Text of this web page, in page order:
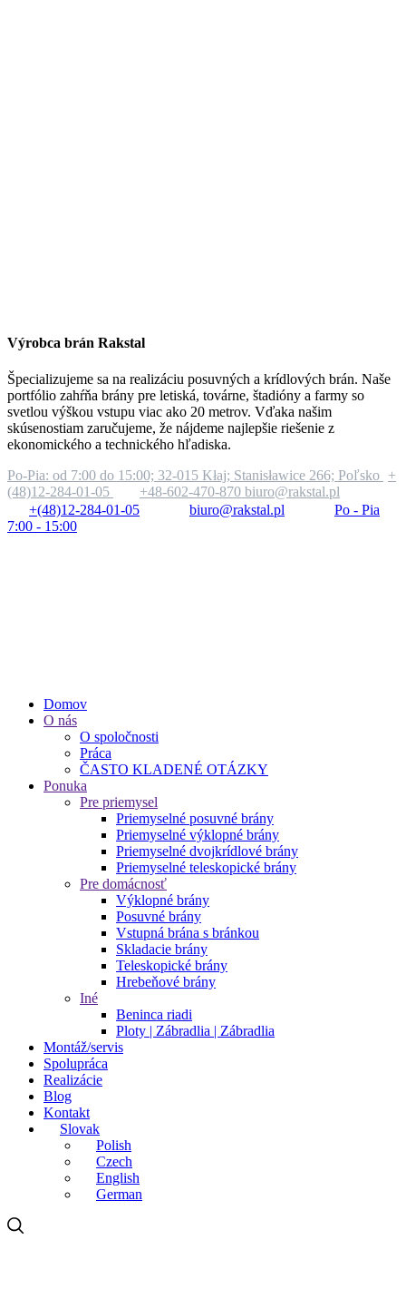
Výrobca brán Rakstal
Špecializujeme sa na realizáciu posuvných a krídlových brán. Naše
portfólio zahŕňa brány pre letiská, továrne, štadióny a farmy so
svetlou výškou vstupu viac ako 20 metrov. Vďaka našim
skúsenostiam zaručujeme, že nájdeme najlepšie riešenie z
ekonomického a technického hľadiska.
Po-Pia: od 7:00 do 15:00; 32-015 Kłaj; Stanisławice 266; Poľsko +
(48)12-284-01-05
+48-602-470-870 biuro@rakstal.pl
+(48)12-284-01-05
biuro@rakstal.pl
Po - Pia
7:00 - 15:00
Domov
O nás
O spoločnosti
Práca
ČASTO KLADENÉ OTÁZKY
Ponuka
Pre priemysel
Priemyselné posuvné brány
Priemyselné výklopné brány
Priemyselné dvojkrídlové brány
Priemyselné teleskopické brány
Pre domácnosť
Výklopné brány
Posuvné brány
Vstupná brána s bránkou
Skladacie brány
Teleskopické brány
Hrebeňové brány
Iné
Beninca riadi
Ploty | Zábradlia | Zábradlia
Montáž/servis
Spolupráca
Realizácie
Blog
Kontakt
Slovak
Polish
Czech
English
German